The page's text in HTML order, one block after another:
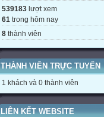
539183 lượt xem
61 trong hôm nay
8 thành viên
THÀNH VIÊN TRỰC TUYẾN
1 khách và 0 thành viên
LIÊN KẾT WEBSITE